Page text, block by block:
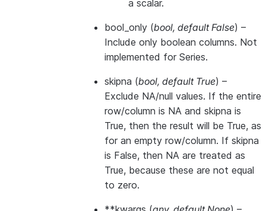
a scalar.
bool_only (bool, default False) –
Include only boolean columns. Not
implemented for Series.
skipna (bool, default True) –
Exclude NA/null values. If the entire
row/column is NA and skipna is
True, then the result will be True, as
for an empty row/column. If skipna
is False, then NA are treated as
True, because these are not equal
to zero.